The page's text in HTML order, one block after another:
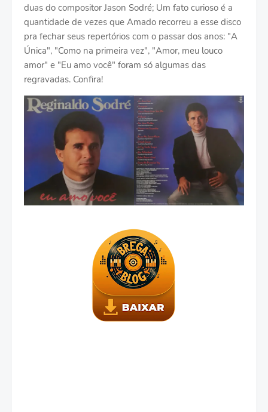
duas do compositor Jason Sodré; Um fato curioso é a
quantidade de vezes que Amado recorreu a esse disco
pra fechar seus repertórios com o passar dos anos: "A
Única", "Como na primeira vez", "Amor, meu louco
amor" e "Eu amo você" foram só algumas das
regravadas. Confira!